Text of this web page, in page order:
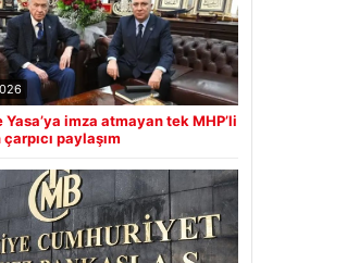
Yasa’ya imza atmayan tek MHP’li
paylaşım